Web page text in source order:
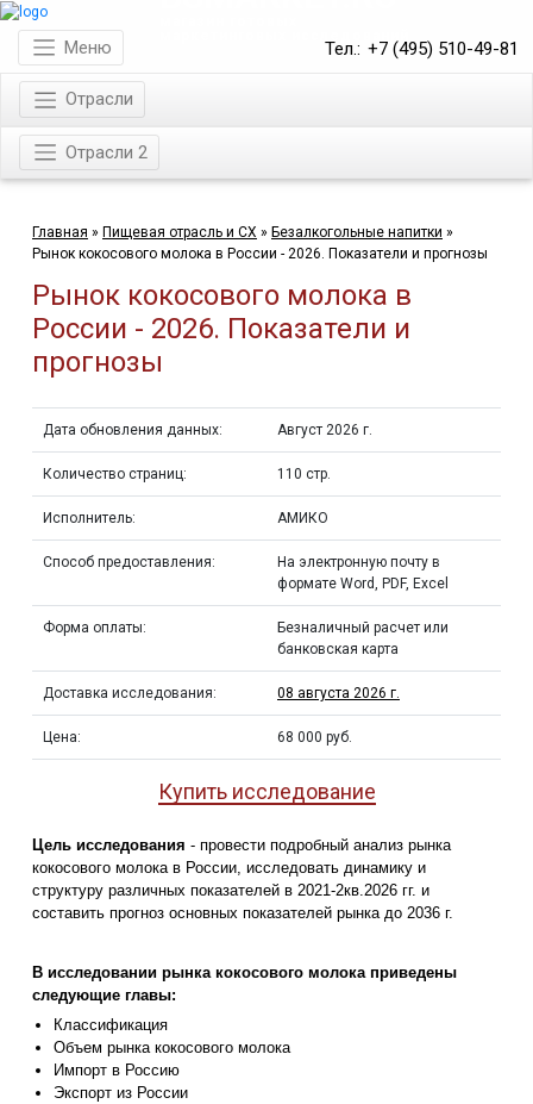
Тел.: +7 (495) 510-49-81
Меню
Отрасли
Отрасли 2
Главная » Пищевая отрасль и СХ » Безалкогольные напитки »
Рынок кокосового молока в России - 2026. Показатели и прогнозы
Рынок кокосового молока в
России - 2026. Показатели и
прогнозы
Дата обновления данных: Август 2026 г.
Количество страниц: 110 стр.
Исполнитель: АМИКО
Способ предоставления:
На электронную почту в
формате Word, PDF, Excel
Форма оплаты:
Безналичный расчет или
банковская карта
Доставка исследования: 08 августа 2026 г.
Цена: 68 000 руб.
Купить исследование
Цель исследования - провести подробный анализ рынка
кокосового молока в России, исследовать динамику и
структуру различных показателей в 2021-2кв.2026 гг. и
составить прогноз основных показателей рынка до 2036 г.
В исследовании рынка кокосового молока приведены
следующие главы:
Классификация
Объем рынка кокосового молока
Импорт в Россию
Экспорт из России